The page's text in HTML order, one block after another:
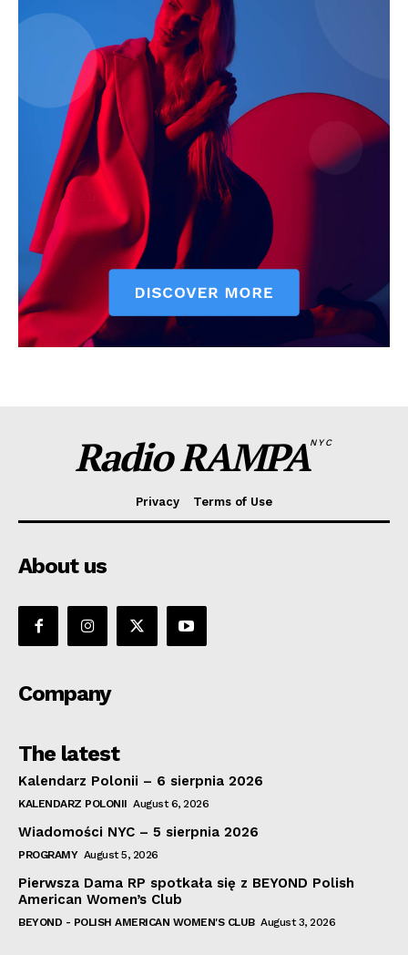
Radio RAMPANYC
Privacy Terms of Use
About us
Company
The latest
Kalendarz Polonii – 6 sierpnia 2026
KALENDARZ POLONII August 6, 2026
Wiadomości NYC – 5 sierpnia 2026
PROGRAMY August 5, 2026
Pierwsza Dama RP spotkała się z BEYOND Polish
American Women’s Club
BEYOND - POLISH AMERICAN WOMEN'S CLUB August 3, 2026